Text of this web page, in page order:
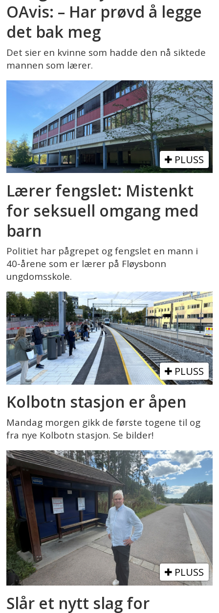
OAvis: – Har prøvd å legge
det bak meg
Det sier en kvinne som hadde den nå siktede
mannen som lærer.
PLUSS
Lærer fengslet: Mistenkt
for seksuell omgang med
barn
Politiet har pågrepet og fengslet en mann i
40-årene som er lærer på Fløysbonn
ungdomsskole.
PLUSS
Kolbotn stasjon er åpen
Mandag morgen gikk de første togene til og
fra nye Kolbotn stasjon. Se bilder!
PLUSS
Slår et nytt slag for